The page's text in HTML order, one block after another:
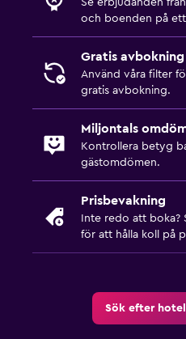
och boenden på ett
Gratis avbokning
Använd våra filter
gratis avbokning.
Miljontals
Kontrollera betyg
gästomdömen.
Prisbevakning
Inte redo att boka?
för att hålla koll på
Sök efter